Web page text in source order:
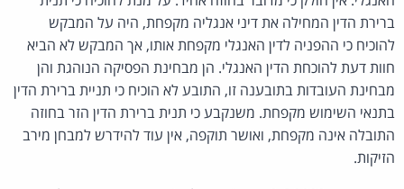
ברירת הדין המחילה את דיני אנגליה מקפחת, היה על המבקש
להוכיח כי ההפניה לדין האנגלי מקפחת אותו, אך המבקש לא הביא
חוות דעת להוכחת הדין האנגלי. הן מבחינת הפסיקה הנוהגת והן
מבחינת העובדות בתובענה זו, התובע לא הוכיח כי תניית ברירת הדין
בתנאי השימוש מקפחת. משנקבע כי תנית ברירת הדין הזר בחוזה
התובלה אינה מקפחת, ואושר תוקפה, אין עוד להידרש למבחן מירב
הזיקות.